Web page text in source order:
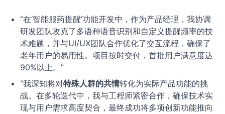
“在‘智能服药提醒’功能开发中，作为产品经理，我协调
研发团队攻克了多语种语音识别和自定义提醒频率的技
术难题，并与UI/UX团队合作优化了交互流程，确保了
老年用户的易用性。项目按时交付，首批用户满意度达
90%以上。”
“我深知将对特殊人群的共情转化为实际产品功能的挑
战。在多轮迭代中，我与工程师紧密合作，确保技术实
现与用户需求高度契合，最终成功将多项创新功能推向